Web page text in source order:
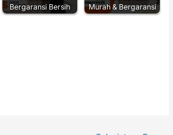
Bergaransi Bersih
Murah & Bergaransi